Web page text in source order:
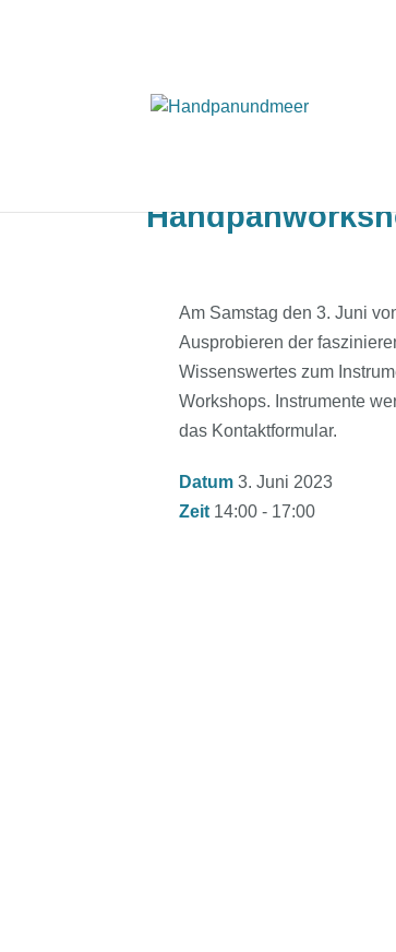
Am Samstag den 3. Juni
Ausprobieren der
Wissenswertes zum
Workshops. Instrumente
das Kontaktformular.
Datum3. Juni 2023
Zeit 14:00 - 17:00